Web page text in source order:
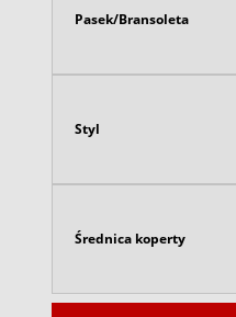
Pasek/Bransoleta
Styl
Średnica koperty